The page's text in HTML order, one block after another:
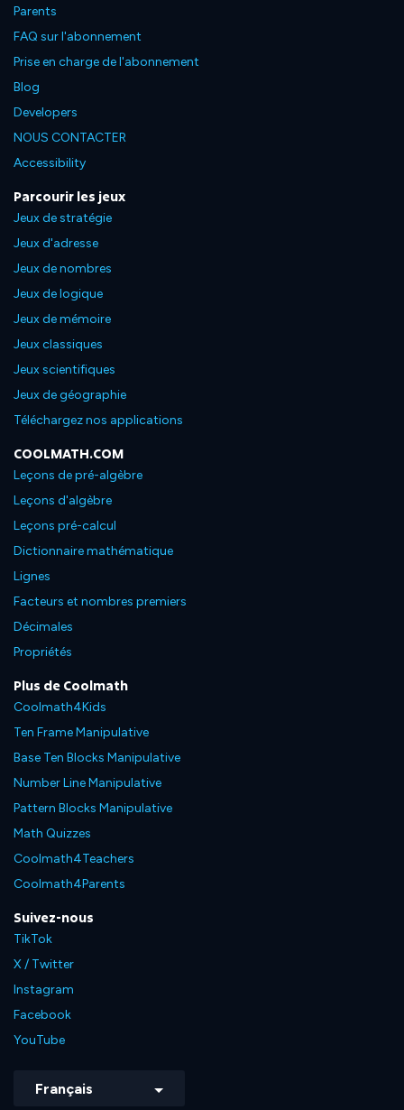
Parents
FAQ sur l'abonnement
Prise en charge de l'abonnement
Blog
Developers
NOUS CONTACTER
Accessibility
Parcourir les jeux
Jeux de stratégie
Jeux d'adresse
Jeux de nombres
Jeux de logique
Jeux de mémoire
Jeux classiques
Jeux scientifiques
Jeux de géographie
Téléchargez nos applications
COOLMATH.COM
Leçons de pré-algèbre
Leçons d'algèbre
Leçons pré-calcul
Dictionnaire mathématique
Lignes
Facteurs et nombres premiers
Décimales
Propriétés
Plus de Coolmath
Coolmath4Kids
Ten Frame Manipulative
Base Ten Blocks Manipulative
Number Line Manipulative
Pattern Blocks Manipulative
Math Quizzes
Coolmath4Teachers
Coolmath4Parents
Suivez-nous
TikTok
X / Twitter
Instagram
Facebook
YouTube
Français